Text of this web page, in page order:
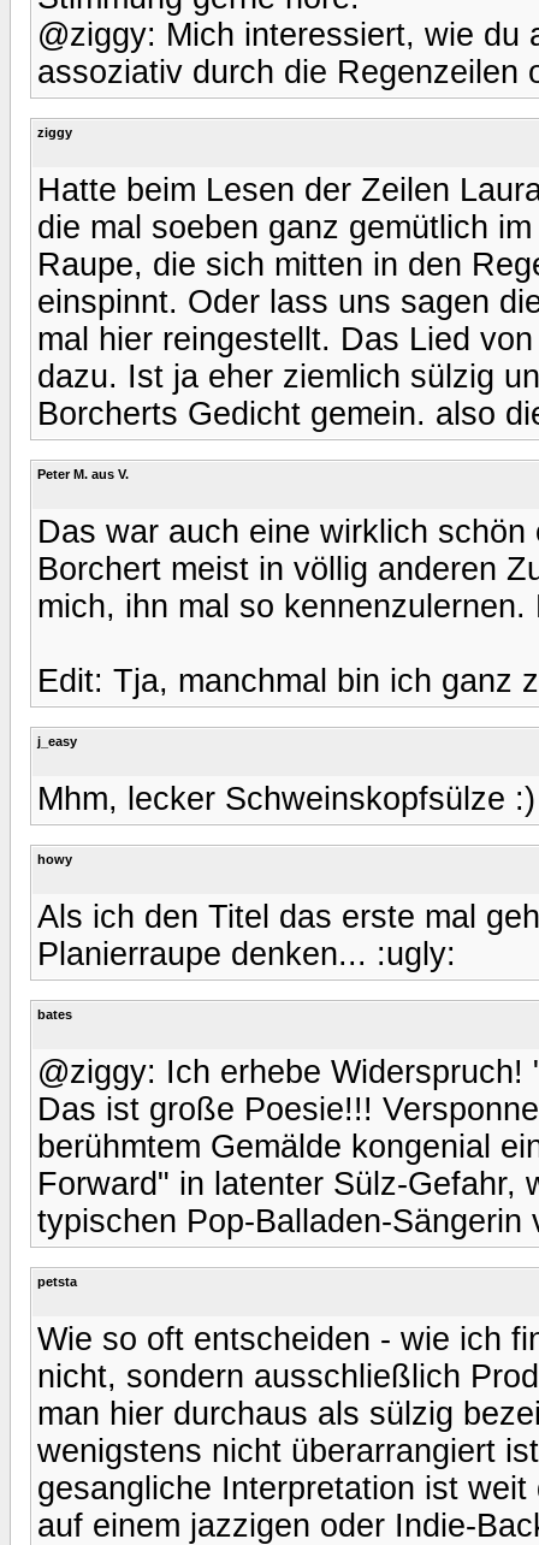
@ziggy: Mich interessiert, wie du
assoziativ durch die Regenzeilen
ziggy
Hatte beim Lesen der Zeilen
die mal soeben ganz gemütlich
Raupe, die sich mitten in den
einspinnt. Oder lass uns sagen
mal hier reingestellt. Das Lied
dazu. Ist ja eher ziemlich sülzig
Borcherts Gedicht gemein. also
Peter M. aus V.
Das war auch eine wirklich
Borchert meist in völlig anderen
mich, ihn mal so
Edit: Tja, manchmal bin ich ganz
j_easy
Mhm, lecker Schweinskopfsülze :)
howy
Als ich den Titel das erste mal
Planierraupe denken... :ugly:
bates
@ziggy: Ich erhebe
Das ist große Poesie!!!
berühmtem Gemälde kongenial
Forward" in latenter Sülz-Gefahr,
typischen Pop-Balladen-Sängerin
petsta
Wie so oft entscheiden - wie ich
nicht, sondern ausschließlich
man hier durchaus als sülzig
wenigstens nicht überarrangiert
gesangliche Interpretation ist
auf einem jazzigen oder Indie-